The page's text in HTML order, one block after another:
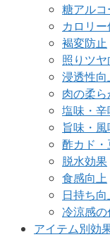
糖アル
カロリ
褐変防止
照りツ
浸透性向
肉の柔
塩味・
旨味・
酢カド
脱水効果
食感向上
日持ち
冷涼感
アイテム別効